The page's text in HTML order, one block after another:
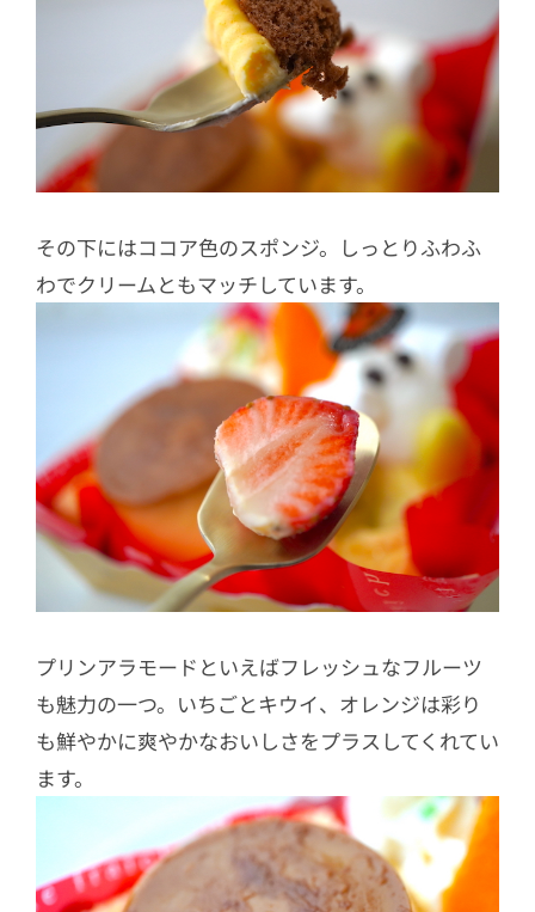
その下にはココア色のスポンジ。しっとりふわふ
わでクリームともマッチしています。
プリンアラモードといえばフレッシュなフルーツ
も魅力の一つ。いちごとキウイ、オレンジは彩り
も鮮やかに爽やかなおいしさをプラスしてくれてい
ます。